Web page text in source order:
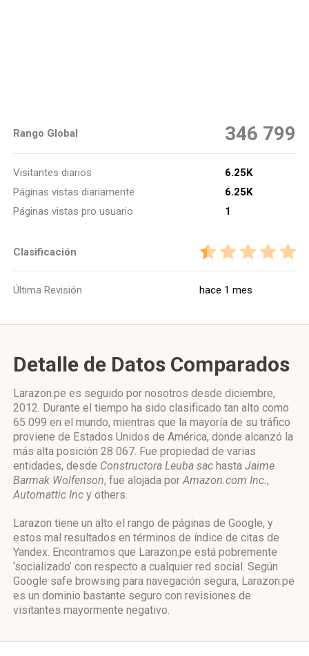
Rango Global 346 799
Visitantes diarios
6.25K
Páginas vistas diariamente
6.25K
Páginas vistas pro usuario
1
Clasificación
Última Revisión hace 1 mes
Detalle de Datos Comparados
Larazon.pe es seguido por nosotros desde diciembre,
2012. Durante el tiempo ha sido clasificado tan alto como
65 099 en el mundo, mientras que la mayoría de su tráfico
proviene de Estados Unidos de América, donde alcanzó la
más alta posición 28 067. Fue propiedad de varias
entidades, desde Constructora Leuba sac hasta Jaime
Barmak Wolfenson, fue alojada porAmazon.com Inc.,
Automattic Inc y others.
Larazon tiene un alto el rango de páginas de Google, y
estos mal resultados en términos de índice de citas de
Yandex. Encontramos que Larazon.pe está pobremente
‘socializado’ con respecto a cualquier red social. Según
Google safe browsing para navegación segura, Larazon.pe
es un dominio bastante seguro con revisiones de
visitantes mayormente negativo.